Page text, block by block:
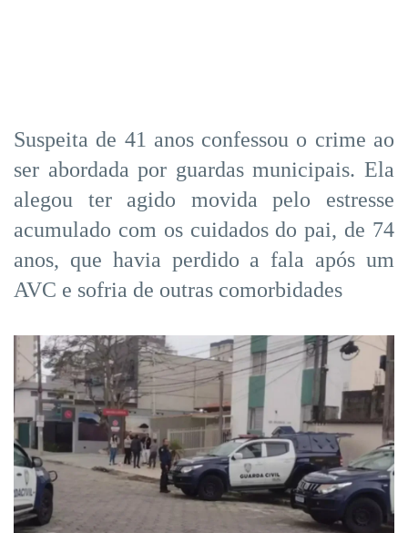
Suspeita de 41 anos confessou o crime ao
ser abordada por guardas municipais. Ela
alegou ter agido movida pelo estresse
acumulado com os cuidados do pai, de 74
anos, que havia perdido a fala após um
AVC e sofria de outras comorbidades